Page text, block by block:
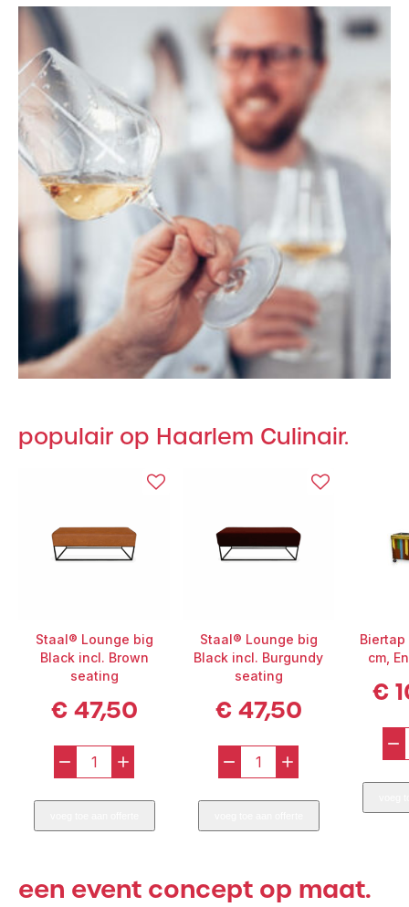
populair op Haarlem Culinair.
Staal® Lounge big
Black incl. Brown
seating
€47,50
–
Staal®
Lounge
big
Brown
+
Staal® Lounge big
Black incl. Burgundy
seating
€47,50
–
Staal®
Lounge
big
Burgundy
+
Biertap
cm,
€
–
een event concept op maat.